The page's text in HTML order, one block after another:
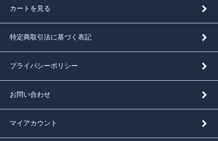
カートを見る
特定商取引法に基づく表記
プライバシーポリシー
お問い合わせ
マイアカウント